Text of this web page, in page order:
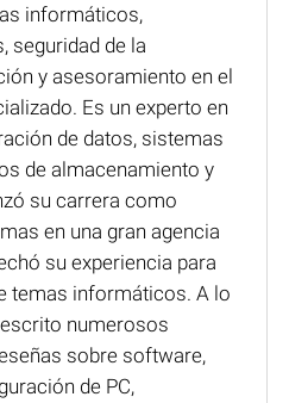
informáticos,
seguridad de la
y asesoramiento en el
Es un experto en
de datos, sistemas
de almacenamiento y
su carrera como
en una gran agencia
su experiencia para
temas informáticos. A lo
numerosos
sobre software,
de PC,